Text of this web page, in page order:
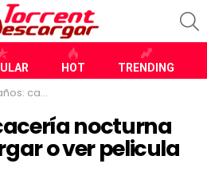
HOT TRENDING
descargar o ver pelicula online
nocturna
o ver pelicula